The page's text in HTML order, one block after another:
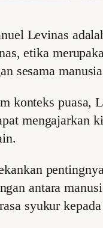
Levinas
etika
sesama
konteks puasa,
mengajarkan
antara
syukur